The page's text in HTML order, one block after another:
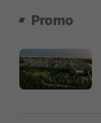
Promo